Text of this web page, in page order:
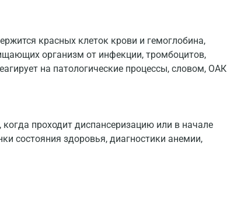
красных клеток крови и гемоглобина,
организм от инфекции, тромбоцитов,
на патологические процессы, словом, ОАК
проходит диспансеризацию или в начале
состояния здоровья, диагностики анемии,